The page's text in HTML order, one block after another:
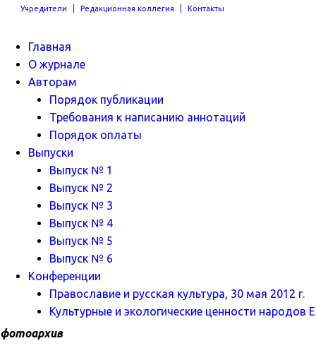
Учредители Редакционная коллегия Контакты
Главная
О журнале
Авторам
Порядок публикации
Требования к написанию аннотаций
Порядок оплаты
Выпуски
Выпуск № 1
Выпуск № 2
Выпуск № 3
Выпуск № 4
Выпуск № 5
Выпуск № 6
Конференции
Православие и русская культура, 30 мая 2012 г.
Культурные и экологические ценности народов
фотоархив